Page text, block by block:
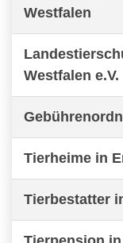
Westfalen
Westfalen e.V.
Tierheime in
Tierbestatter